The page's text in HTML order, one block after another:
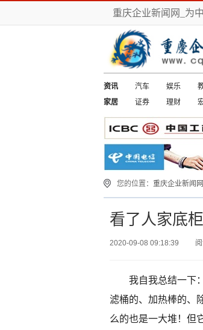
重庆企业新闻网_为
资讯 汽车 娱乐
家居
证券 理财
您的位置： 重庆企业新闻
看了人家底
2020-09-08 09:18:39
我自我总结一下
滤桶的、加热棒的
么的也是一大堆！但